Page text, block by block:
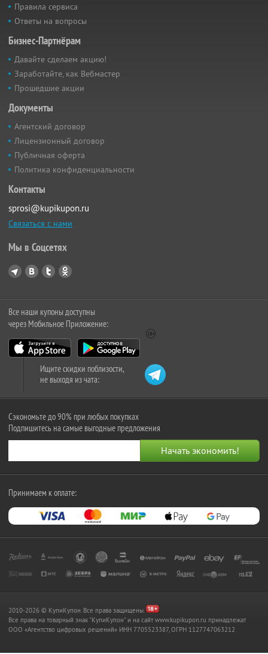
Правила сервиса
Ответы на вопросы
Бизнес-Партнёрам
Давайте сделаем акцию!
Заработайте, как Вебмастер
Прошедшие акции
Документы
Агентский договор
Лицензионный договор
Публичная оферта
Политика конфиденциальности
Контакты
sprosi@kupikupon.ru
Связаться с нами
Мы в Соцсетях
Все наши купоны доступны
через Мобильное Приложение:
Ищите скидки поблизости,
не выходя из чата:
Сэкономьте до 90% при любых покупках
Подпишитесь на самые выгодные предложения
Принимаем к оплате:
2010-2026 © КупиКупон. Все права защищены.
Все права на товарный знак "КупиКупон" и на сайт www.kupikupon.ru принадлежат
OOO «Агентство цифровых решений» ИНН 7705523387, ОГРН 1127747063212